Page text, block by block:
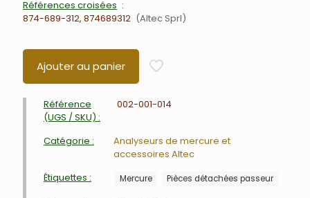
Références croisées
874-689-312, 874689312
Altec Sprl
Ajouter au panier
Référence
(UGS / SKU) :
002-001-014
Catégorie :
Analyseurs de mercure et
accessoires Altec
Étiquettes :
Mercure Pièces détachées passeur